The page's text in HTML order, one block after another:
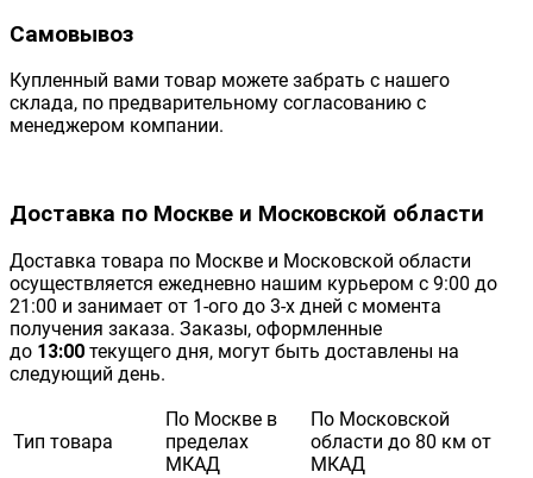
Самовывоз
Купленный вами товар можете забрать с нашего
склада, по предварительному согласованию с
менеджером компании.
Доставка по Москве и Московской области
Доставка товара по Москве и Московской области
осуществляется ежедневно нашим курьером с 9:00 до
21:00 и занимает от 1-ого до 3-х дней с момента
получения заказа. Заказы, оформленные
до 13:00 текущего дня, могут быть доставлены на
следующий день.
Тип товара
По Москве в
пределах
МКАД
По Московской
области до 80 км от
МКАД